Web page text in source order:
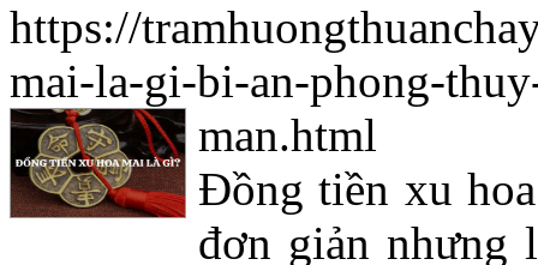
https://
mai-la-gi-bi-an-phong-
man.html
Đồng tiền xu
đơn giản nhưng